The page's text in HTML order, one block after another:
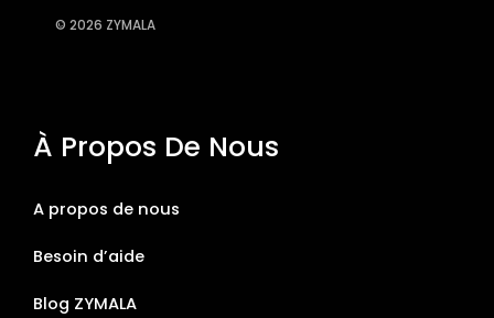
© 2026 ZYMALA
À Propos De Nous
A propos de nous
Besoin d’aide
Blog ZYMALA